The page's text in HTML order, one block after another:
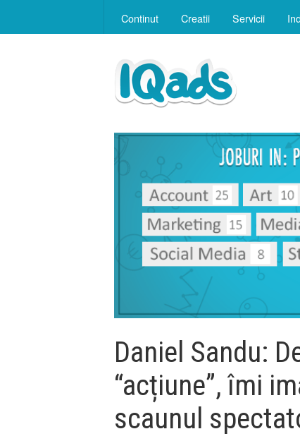
Continut Creatii Servicii
Daniel Sandu:
“acțiune”, îmi
scaunul